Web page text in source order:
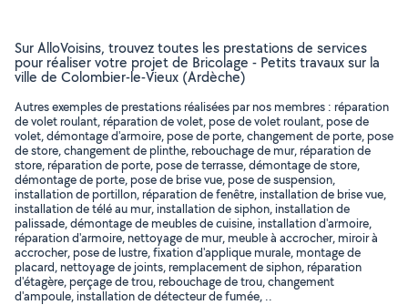
Sur AlloVoisins, trouvez toutes les prestations de services
pour réaliser votre projet de Bricolage - Petits travaux sur la
ville de Colombier-le-Vieux (Ardèche)
Autres exemples de prestations réalisées par nos membres : réparation
de volet roulant, réparation de volet, pose de volet roulant, pose de
volet, démontage d'armoire, pose de porte, changement de porte, pose
de store, changement de plinthe, rebouchage de mur, réparation de
store, réparation de porte, pose de terrasse, démontage de store,
démontage de porte, pose de brise vue, pose de suspension,
installation de portillon, réparation de fenêtre, installation de brise vue,
installation de télé au mur, installation de siphon, installation de
palissade, démontage de meubles de cuisine, installation d'armoire,
réparation d'armoire, nettoyage de mur, meuble à accrocher, miroir à
accrocher, pose de lustre, fixation d'applique murale, montage de
placard, nettoyage de joints, remplacement de siphon, réparation
d'étagère, perçage de trou, rebouchage de trou, changement
d'ampoule, installation de détecteur de fumée, ..